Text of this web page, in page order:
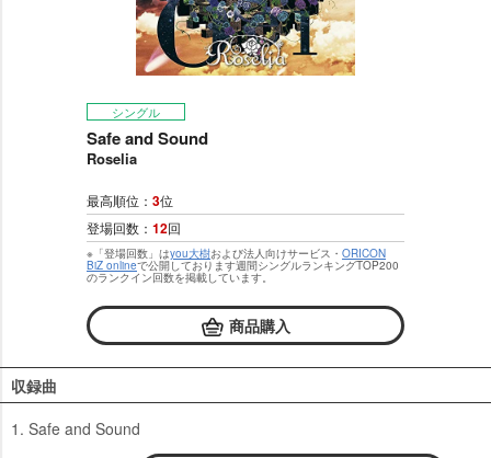
シングル
Safe and Sound
Roselia
最高順位： 3位
登場回数： 12回
※「登場回数」はyou大樹および法人向けサービス・ ORICON
BiZ onlineで公開しております週間シングルランキングTOP200
のランクイン回数を掲載しています。
商品購入
収録曲
1. Safe and Sound